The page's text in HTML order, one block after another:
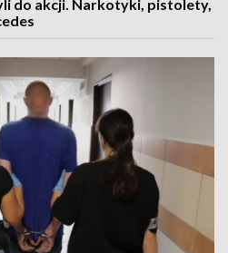
do akcji. Narkotyki, pistolety,